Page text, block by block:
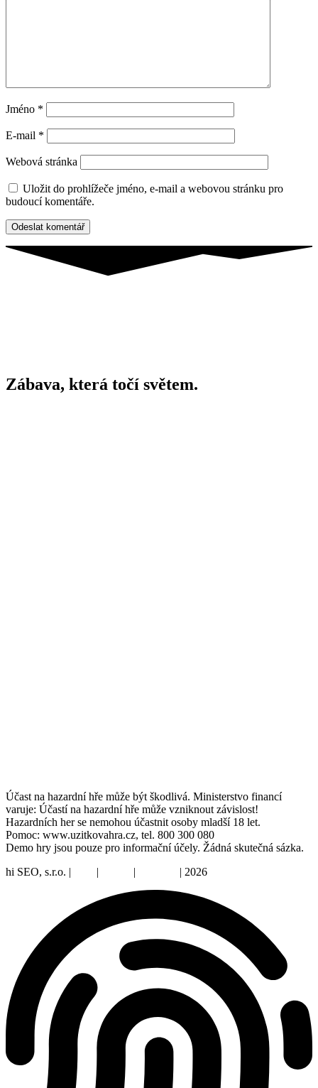
Jméno *
E-mail *
Webová stránka
Uložit do prohlížeče jméno, e-mail a webovou stránku pro
budoucí komentáře.
Zábava, která točí světem.
Účast na hazardní hře může být škodlivá. Ministerstvo financí
varuje: Účastí na hazardní hře může vzniknout závislost!
Hazardních her se nemohou účastnit osoby mladší 18 let.
Pomoc: www.uzitkovahra.cz, tel. 800 300 080
Demo hry jsou pouze pro informační účely. Žádná skutečná sázka.
hi SEO, s.r.o. |
| | | 2026